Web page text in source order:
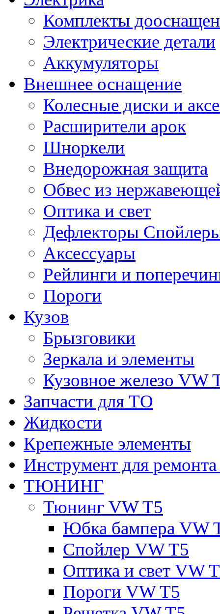
Комплекты
Электрические детали
Аккумуляторы
Внешнее оснащение
Колесные диски и
Расширители арок
Шноркели
Внедорожная защита
Обвес из
Оптика и свет
Дефлекторы
Аксессуары
Рейлинги и
Пороги
Кузов
Брызговики
Зеркала и элементы
Кузовное железо VW
Запчасти для ТО
Жидкости
Крепежные элементы
Инструмент для
ТЮНИНГ
Тюнинг VW T5
Юбка бампера VW
Спойлер VW T5
Оптика и свет VW
Пороги VW T5